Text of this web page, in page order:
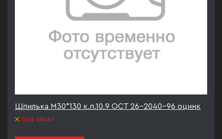
Шпилька М30*130 к.п.10.9 ОСТ 26-2040-96 оцинк
под заказ